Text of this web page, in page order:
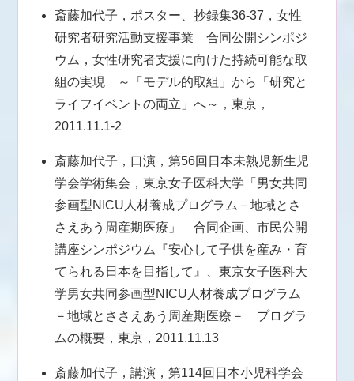
斎藤加代子，ポスター、抄録集36-37，女性
研究者研究活動支援事業 合同公開シンポジ
ウム，女性研究者支援に向けた持続可能な取
組の実現 ～「モデル的取組」から「研究と
ライフイベントの両立」へ～，東京，
2011.11.1-2
斎藤加代子，口演，第56回日本未熟児新生児
学会学術集会，東京女子医科大学「男女共同
参画型NICU人材養成プログラム－地域とさ
さえあう周産期医療」 合同企画、市民公開
講座シンポジウム『安心して子供を産み・育
てられる日本を目指して』、東京女子医科大
学男女共同参画型NICU人材養成プログラム
－地域とささえあう周産期医療－ プログラ
ムの概要，東京，2011.11.13
斎藤加代子，講演，第114回日本小児科学会